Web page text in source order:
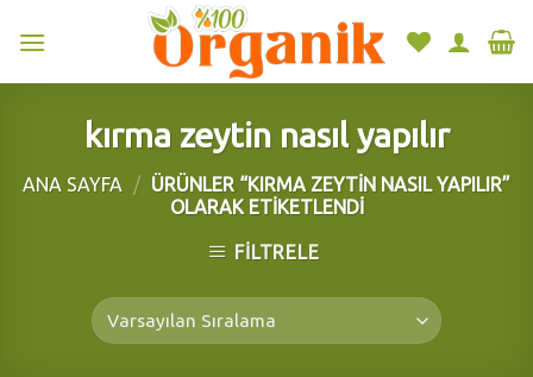
kırma zeytin nasıl yapılır
ANA SAYFA / ÜRÜNLER “KIRMA ZEYTIN NASIL YAPILIR”
OLARAK ETIKETLENDI
FILTRELE